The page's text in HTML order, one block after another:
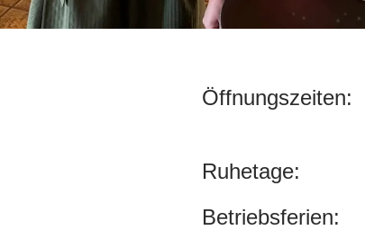
Öffnungszeiten:
Ruhetage:
Betriebsferien: